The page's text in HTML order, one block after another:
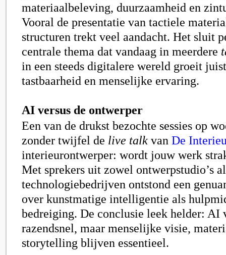
materiaalbeleving, duurzaamheid en
Vooral de presentatie van tactiele
structuren trekt veel aandacht. Het sluit
centrale thema dat vandaag in meerdere
in een steeds digitalere wereld groeit
tastbaarheid en menselijke ervaring.
AI versus de ontwerper
Een van de drukst bezochte sessies op
zonder twijfel de live talk van De
interieurontwerper: wordt jouw werk
Met sprekers uit zowel ontwerpstudio’s
technologiebedrijven ontstond een
over kunstmatige intelligentie als
bedreiging. De conclusie leek helder: AI
razendsnel, maar menselijke visie,
storytelling blijven essentieel.